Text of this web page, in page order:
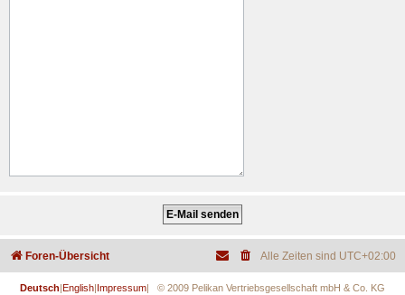
Foren-Übersicht Alle Zeiten sind UTC+02:00
Deutsch|English|Impressum| © 2009 Pelikan Vertriebsgesellschaft mbH & Co. KG